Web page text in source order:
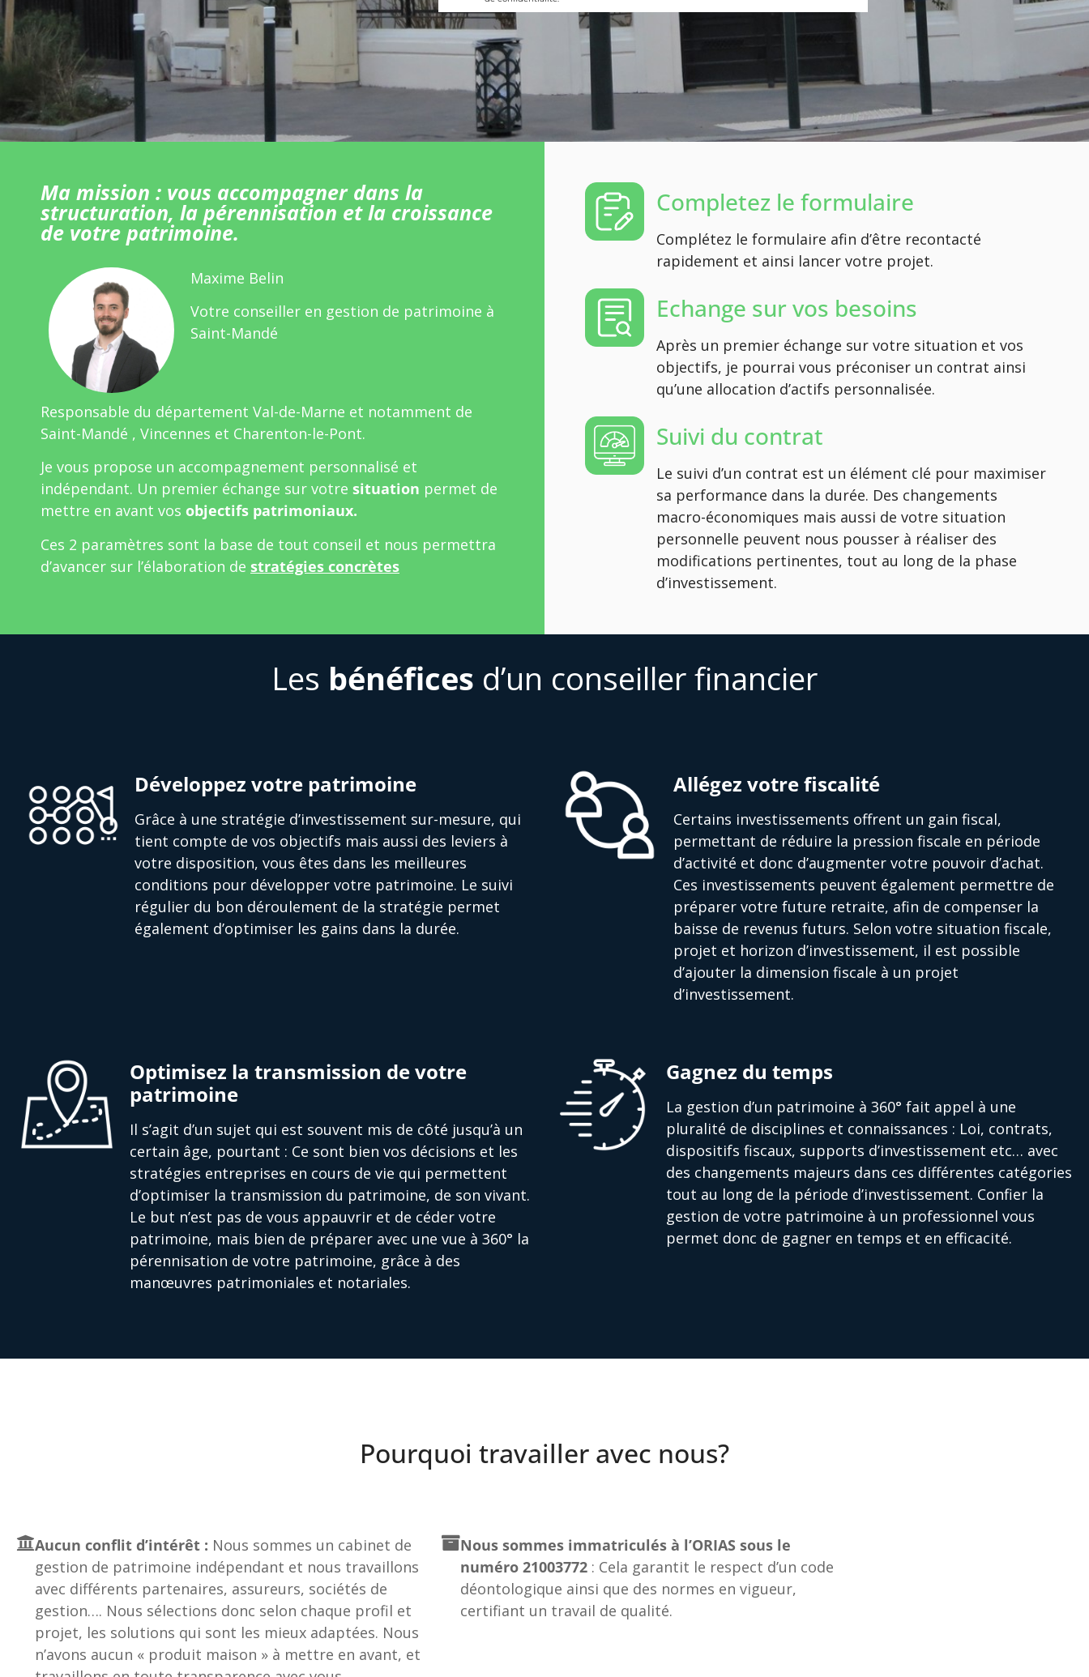
Ma mission : vous accompagner dans la
structuration, la pérennisation et la croissance
de votre patrimoine.
Maxime Belin
Votre conseiller en gestion de patrimoine à
Saint-Mandé
Responsable du département Val-de-Marne et notamment de
Saint-Mandé , Vincennes et Charenton-le-Pont.
Je vous propose un accompagnement personnalisé et
indépendant. Un premier échange sur votre situation permet de
mettre en avant vos objectifs patrimoniaux.
Ces 2 paramètres sont la base de tout conseil et nous permettra
d’avancer sur l’élaboration de stratégies concrètes
Completez le formulaire
Complétez le formulaire afin d’être recontacté
rapidement et ainsi lancer votre projet.
Echange sur vos besoins
Après un premier échange sur votre situation et vos
objectifs, je pourrai vous préconiser un contrat ainsi
qu’une allocation d’actifs personnalisée.
Suivi du contrat
Le suivi d’un contrat est un élément clé pour maximiser
sa performance dans la durée. Des changements
macro-économiques mais aussi de votre situation
personnelle peuvent nous pousser à réaliser des
modifications pertinentes, tout au long de la phase
d’investissement.
Les bénéfices d’un conseiller financier
Développez votre patrimoine
Grâce à une stratégie d’investissement sur-mesure, qui
tient compte de vos objectifs mais aussi des leviers à
votre disposition, vous êtes dans les meilleures
conditions pour développer votre patrimoine. Le suivi
régulier du bon déroulement de la stratégie permet
également d’optimiser les gains dans la durée.
Allégez votre fiscalité
Certains investissements offrent un gain fiscal,
permettant de réduire la pression fiscale en période
d’activité et donc d’augmenter votre pouvoir d’achat.
Ces investissements peuvent également permettre de
préparer votre future retraite, afin de compenser la
baisse de revenus futurs. Selon votre situation fiscale,
projet et horizon d’investissement, il est possible
d’ajouter la dimension fiscale à un projet
d’investissement.
Optimisez la transmission de votre
patrimoine
Il s’agit d’un sujet qui est souvent mis de côté jusqu’à un
certain âge, pourtant : Ce sont bien vos décisions et les
stratégies entreprises en cours de vie qui permettent
d’optimiser la transmission du patrimoine, de son vivant.
Le but n’est pas de vous appauvrir et de céder votre
patrimoine, mais bien de préparer avec une vue à 360° la
pérennisation de votre patrimoine, grâce à des
manœuvres patrimoniales et notariales.
Gagnez du temps
La gestion d’un patrimoine à 360° fait appel à une
pluralité de disciplines et connaissances : Loi, contrats,
dispositifs fiscaux, supports d’investissement etc… avec
des changements majeurs dans ces différentes catégories
tout au long de la période d’investissement. Confier la
gestion de votre patrimoine à un professionnel vous
permet donc de gagner en temps et en efficacité.
Pourquoi travailler avec nous?
Aucun conflit d’intérêt : Nous sommes un cabinet de
gestion de patrimoine indépendant et nous travaillons
avec différents partenaires, assureurs, sociétés de
gestion…. Nous sélections donc selon chaque profil et
projet, les solutions qui sont les mieux adaptées. Nous
n’avons aucun « produit maison » à mettre en avant, et
Nous sommes immatriculés à l’ORIAS sous le
numéro 21003772: Cela garantit le respect d’un code
déontologique ainsi que des normes en vigueur,
certifiant un travail de qualité.